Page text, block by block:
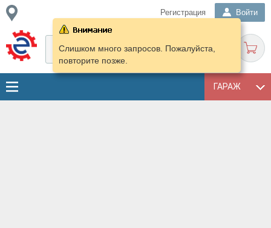
Регистрация Войти
ГАРАЖ
Слишком много запросов. Пожалуйста,
повторите позже.